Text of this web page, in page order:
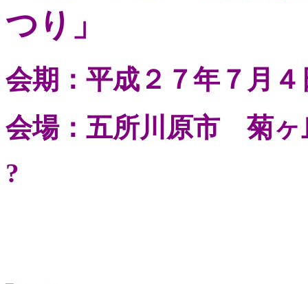
つり」
会期：平成２７年７月
会場：五所川原市 菊ヶ
?